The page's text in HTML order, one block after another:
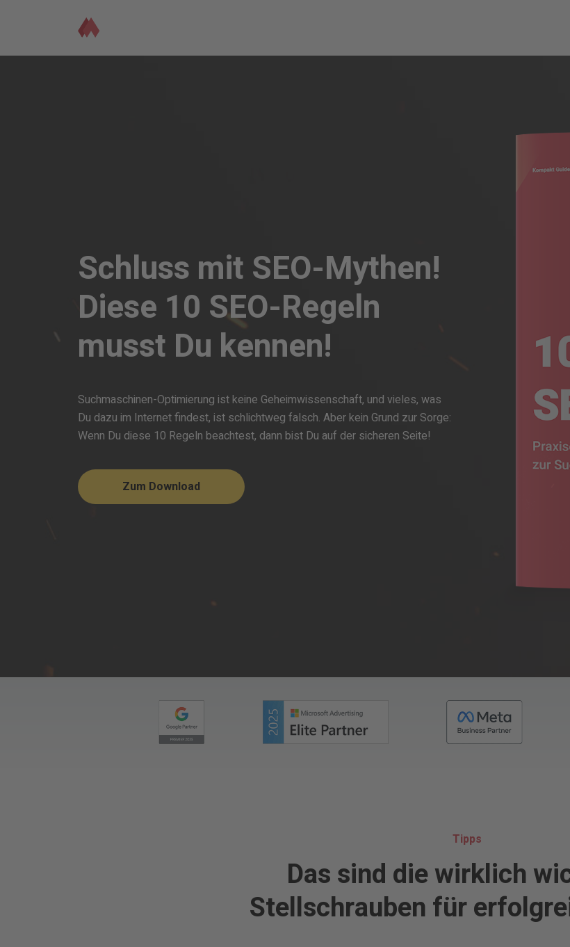
Schluss mit SEO-Mythen!
Diese 10 SEO-Regeln
musst Du kennen!
Suchmaschinen-Optimierung ist keine Geheimwissenschaft, und vieles, was
Du dazu im Internet findest, ist schlichtweg falsch. Aber kein Grund zur Sorge:
Wenn Du diese 10 Regeln beachtest, dann bist Du auf der sicheren Seite!
Zum Download
Tipps
Das sind die wirklich
Stellschrauben für